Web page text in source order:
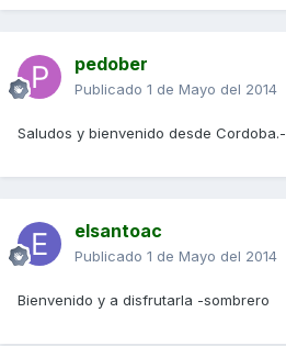
pedober
Publicado 1 de Mayo del 2014
Saludos y bienvenido desde Cordoba.-
elsantoac
Publicado 1 de Mayo del 2014
Bienvenido y a disfrutarla -sombrero